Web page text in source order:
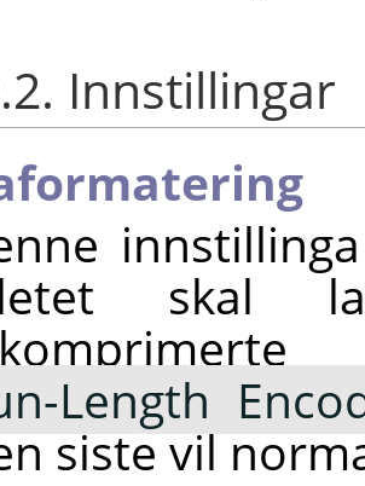
Innstillingar
skal
Length
siste vil